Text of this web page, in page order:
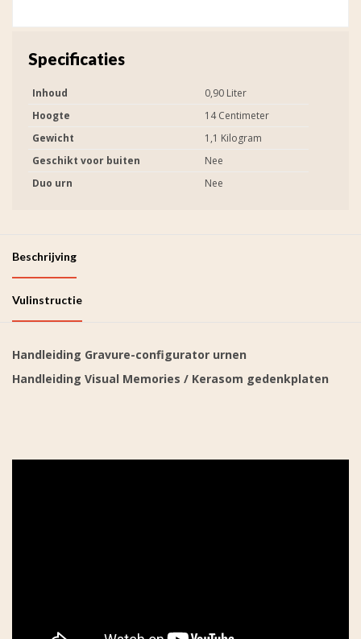
Specificaties
Inhoud
0,90 Liter
Hoogte
14 Centimeter
Gewicht
1,1 Kilogram
Geschikt voor buiten
Nee
Duo urn
Nee
Beschrijving
Vulinstructie
Handleiding Gravure-configurator urnen
Handleiding Visual Memories / Kerasom gedenkplaten